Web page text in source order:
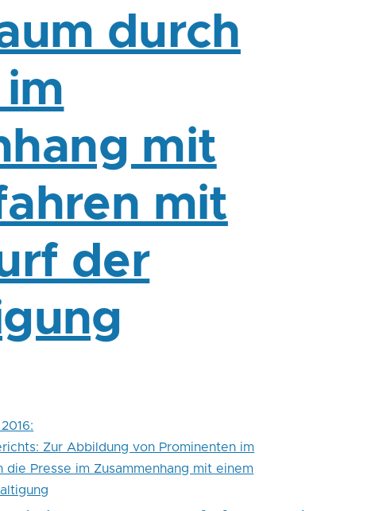
durch
mit
mit
der
Zur Abbildung von Prominenten im
Presse im Zusammenhang mit einem